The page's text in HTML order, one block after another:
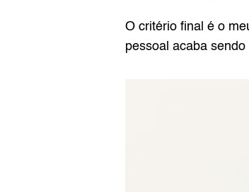
O critério final é o
pessoal acaba